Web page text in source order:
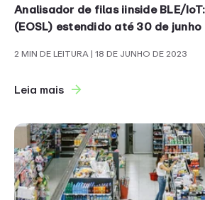
Analisador de filas iinside BLE/
(EOSL) estendido até 30 de
2 MIN DE LEITURA| 18 DE JUNHO DE 2023
Leia mais